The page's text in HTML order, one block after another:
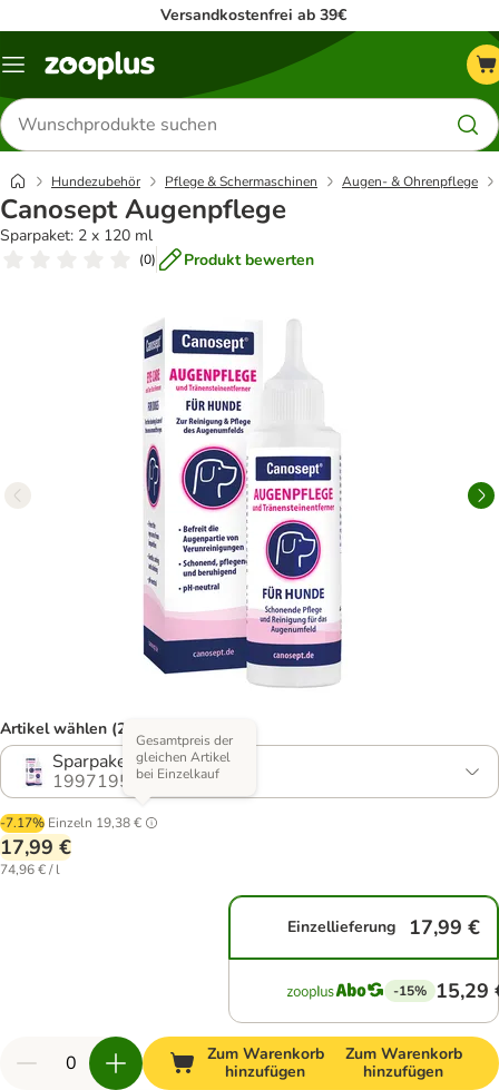
Versandkostenfrei ab 39€
Menü
Produkte
suchen
Hundezubehör Pflege & Schermaschinen Augen- & Ohrenpflege
Canosept Augenpflege
Sparpaket: 2 x 120 ml
(0) Produkt bewerten
Artikel wählen (2 Varianten)
Sparpaket: 2 x 120 ml
1997195.1
-7.17% Einzeln 19,38 €
Gesamtpreis der
gleichen Artikel
bei Einzelkauf
17,99 €
74,96 € / l
Einzellieferung 17,99 €
-15% 15,29
Zum Warenkorb
hinzufügen
Zum Warenkorb
hinzufügen